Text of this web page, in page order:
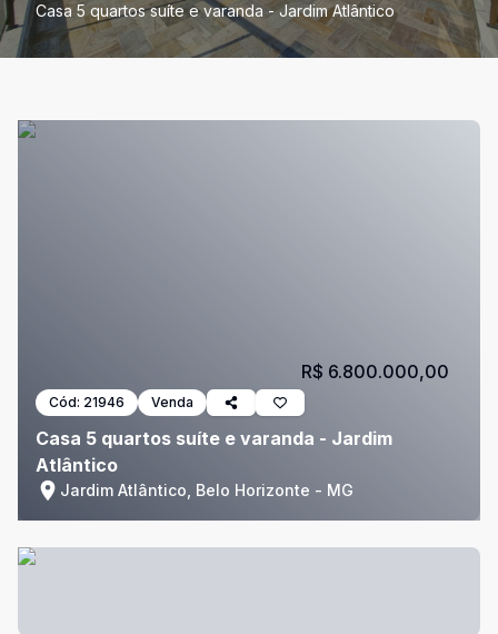
Casa 5 quartos suíte e varanda - Jardim Atlântico
Cód: 21946 Venda
Casa 5 quartos suíte e varanda - Jardim
Atlântico
Jardim Atlântico, Belo Horizonte - MG
R$ 6.800.000,00